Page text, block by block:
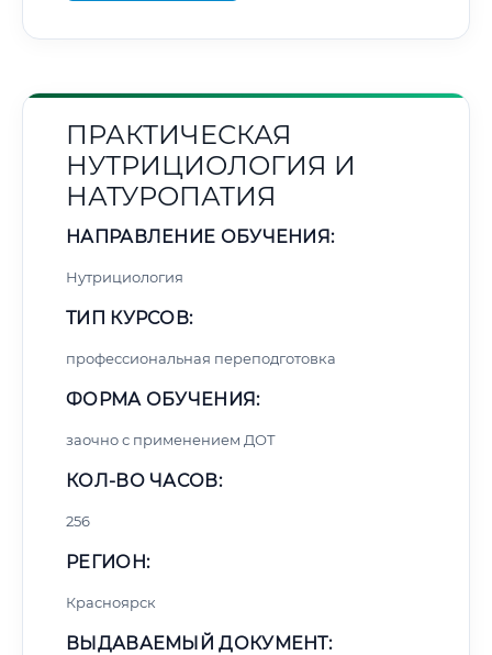
ПРАКТИЧЕСКАЯ
НУТРИЦИОЛОГИЯ И
НАТУРОПАТИЯ
НАПРАВЛЕНИЕ ОБУЧЕНИЯ:
Нутрициология
ТИП КУРСОВ:
профессиональная переподготовка
ФОРМА ОБУЧЕНИЯ:
заочно с применением ДОТ
КОЛ-ВО ЧАСОВ:
256
РЕГИОН:
Красноярск
ВЫДАВАЕМЫЙ ДОКУМЕНТ: